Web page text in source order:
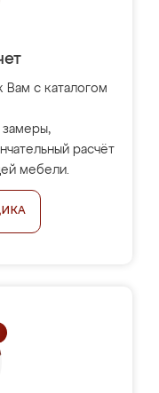
с каталогом
расчёт
мебели.